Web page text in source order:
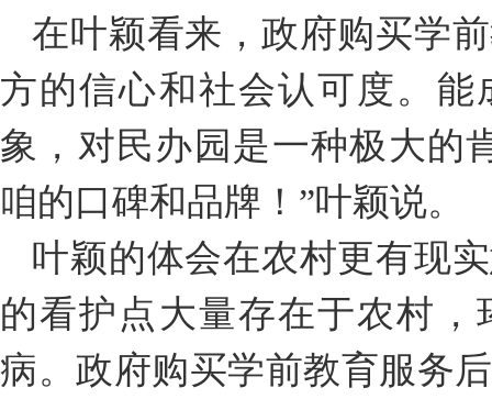
在叶颖看来，政府购买学
方的信心和社会认可度。
象，对民办园是一种极大的
咱的口碑和品牌！”叶颖说。
叶颖的体会在农村更有现
的看护点大量存在于农村
病。政府购买学前教育服务